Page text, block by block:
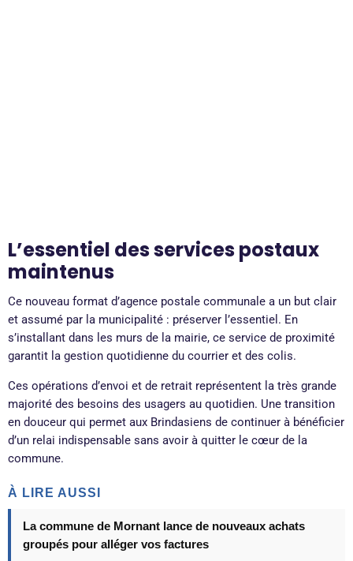
L’essentiel des services postaux
maintenus
Ce nouveau format d’agence postale communale a un but clair
et assumé par la municipalité : préserver l’essentiel. En
s’installant dans les murs de la mairie, ce service de proximité
garantit la gestion quotidienne du courrier et des colis.
Ces opérations d’envoi et de retrait représentent la très grande
majorité des besoins des usagers au quotidien. Une transition
en douceur qui permet aux Brindasiens de continuer à bénéficier
d’un relai indispensable sans avoir à quitter le cœur de la
commune.
À LIRE AUSSI
La commune de Mornant lance de nouveaux achats
groupés pour alléger vos factures